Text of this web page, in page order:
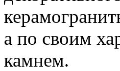
а по своим
камнем.